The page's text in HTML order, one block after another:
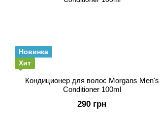
Новинка
Хит
Кондиционер для волос Morgans Men's
Conditioner 100ml
290 грн